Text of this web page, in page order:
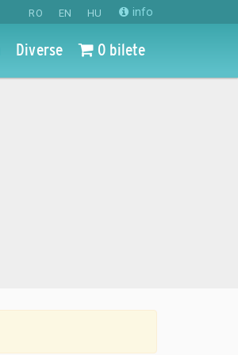
RO EN HU info
Diverse 0 bilete